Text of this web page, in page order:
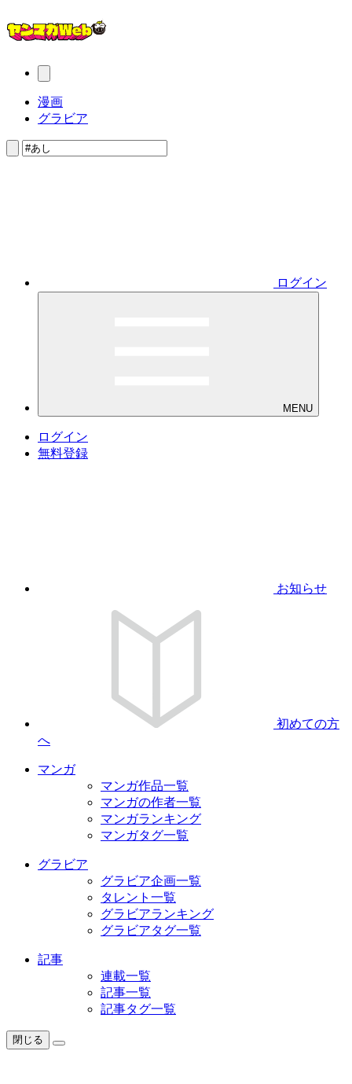
漫画
グラビア
ログイン
MENU
ログイン
無料登録
お知らせ
初めての方
へ
マンガ
マンガ作品一覧
マンガの作者一覧
マンガランキング
マンガタグ一覧
グラビア
グラビア企画一覧
タレント一覧
グラビアランキング
グラビアタグ一覧
記事
連載一覧
記事一覧
記事タグ一覧
閉じる